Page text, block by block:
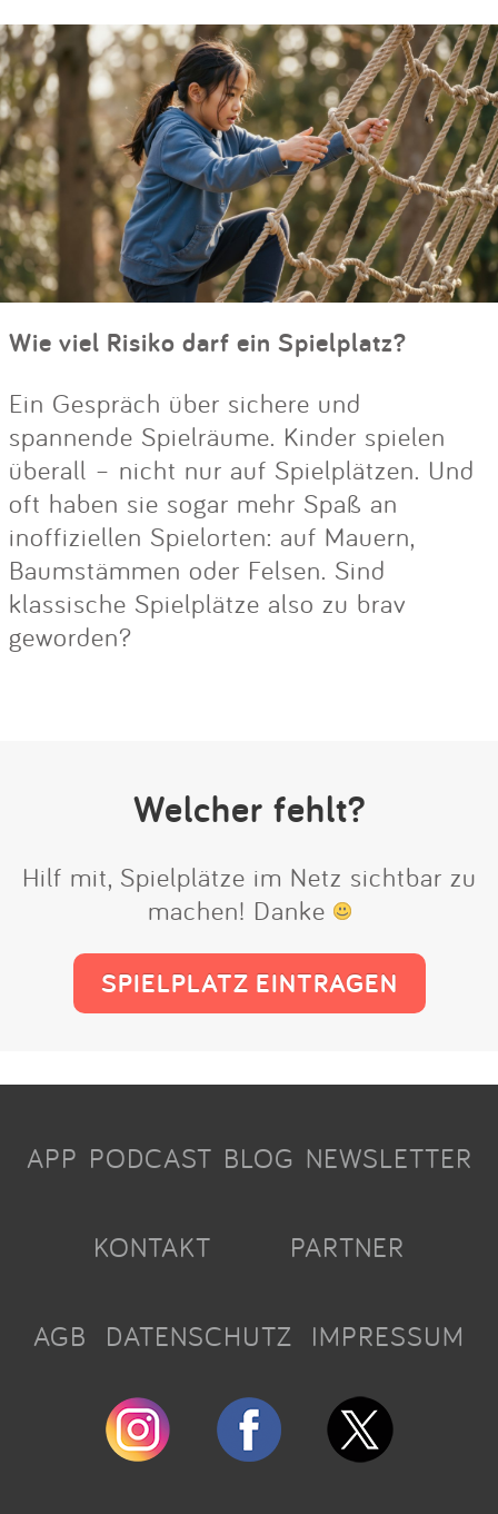
Wie viel Risiko darf ein Spielplatz?
Ein Gespräch über sichere und
spannende Spielräume. Kinder spielen
überall – nicht nur auf Spielplätzen. Und
oft haben sie sogar mehr Spaß an
inoffiziellen Spielorten: auf Mauern,
Baumstämmen oder Felsen. Sind
klassische Spielplätze also zu brav
geworden?
Welcher fehlt?
Hilf mit, Spielplätze im Netz sichtbar zu
machen! Danke
SPIELPLATZ EINTRAGEN
APP PODCAST BLOG NEWSLETTER
KONTAKT PARTNER
AGB DATENSCHUTZ IMPRESSUM